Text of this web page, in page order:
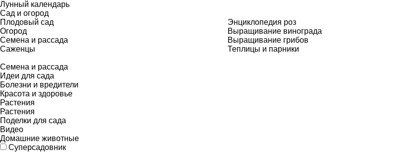
Лунный календарь
Сад и огород
Плодовый сад
Огород
Семена и рассада
Саженцы
Энциклопедия роз
Выращивание винограда
Выращивание грибов
Теплицы и парники
Семена и рассада
Идеи для сада
Болезни и вредители
Красота и здоровье
Растения
Растения
Поделки для сада
Видео
Домашние животные
Суперсадовник